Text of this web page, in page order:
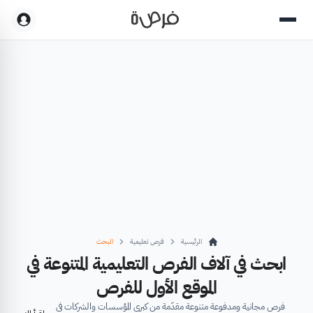
الرئيسية فرص تعليمية البحث
ابحث في آلاف الفرص التعليمية المتنوعة في
الموقع الأول للفرص
فرص مجانية ومدفوعة متنوعة مقدّمة من كبرى المؤسسات والشركات في